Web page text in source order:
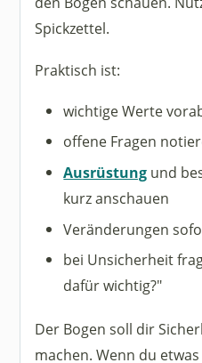
Spickzettel.
Praktisch ist:
wichtige Werte
offene Fragen
Ausrüstung und
kurz anschauen
Veränderungen
bei Unsicherheit
dafür wichtig?"
Der Bogen soll dir
machen. Wenn du